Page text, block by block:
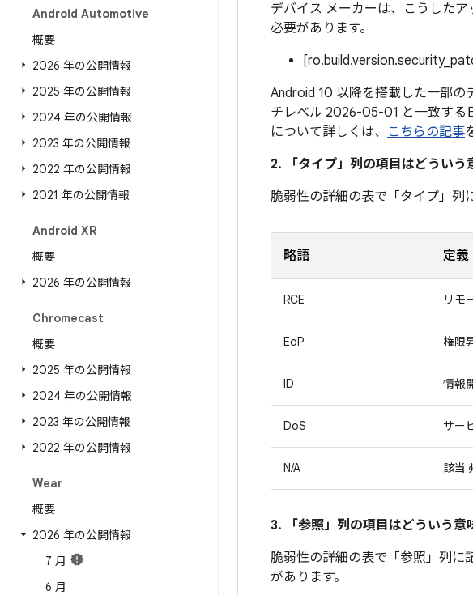
Android Automotive
概要
2026 年の公開情報
2025 年の公開情報
2024 年の公開情報
2023 年の公開情報
2022 年の公開情報
2021 年の公開情報
Android XR
概要
2026 年の公開情報
Chromecast
概要
2025 年の公開情報
2024 年の公開情報
2023 年の公開情報
2022 年の公開情報
Wear
概要
2026 年の公開情報
7 月
6 月
デバイス メーカーは、こうした
必要があります。
Android 10 以降を搭載した一部の
チレベル 2026-05-01 と一致する
について詳しくは、 こちらの記事
2. 「タイプ」 列の項目はどういう
脆弱性の詳細の表で「タイプ」 列
略語 定義
RCE リモ
EoP 権限
ID 情報
DoS サー
N/A 該当
3. 「参照」 列の項目はどういう意
脆弱性の詳細の表で「参照」 列に
があります。